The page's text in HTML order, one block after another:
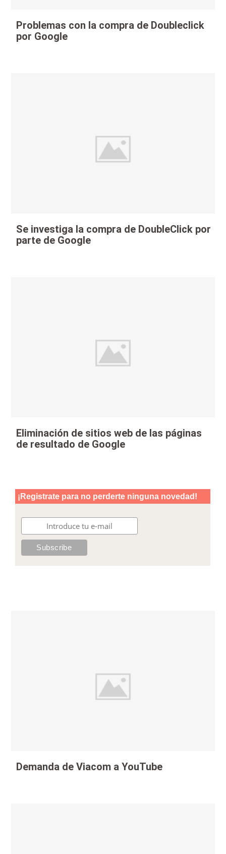
Problemas con la compra de Doubleclick
por Google
Se investiga la compra de DoubleClick por
parte de Google
Eliminación de sitios web de las páginas
de resultado de Google
Demanda de Viacom a YouTube